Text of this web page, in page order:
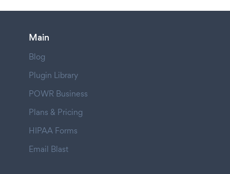
Main
Blog
Plugin Library
POWR Business
Plans & Pricing
HIPAA Forms
Email Blast